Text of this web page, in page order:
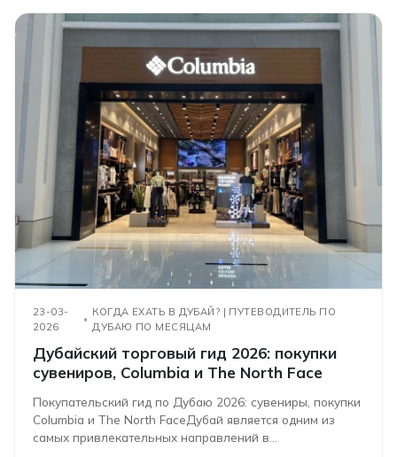
23-03-
2026
КОГДА ЕХАТЬ В ДУБАЙ? | ПУТЕВОДИТЕЛЬ ПО
ДУБАЮ ПО МЕСЯЦАМ
Дубайский торговый гид 2026: покупки
сувениров, Columbia и The North Face
Покупательский гид по Дубаю 2026: сувениры, покупки
Columbia и The North FaceДубай является одним из
самых привлекательных направлений в...